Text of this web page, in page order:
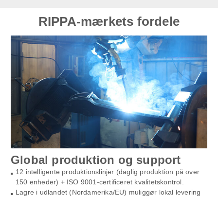
RIPPA-mærkets fordele
Global produktion og support
12 intelligente produktionslinjer (daglig produktion på over
150 enheder) + ISO 9001-certificeret kvalitetskontrol.
Lagre i udlandet (Nordamerika/EU) muliggør lokal levering